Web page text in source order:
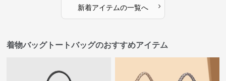
新着アイテムの一覧へ ›
着物バッグトートバッグのおすすめアイテム